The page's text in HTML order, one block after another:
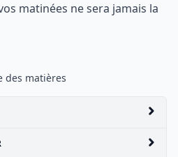
matinées ne sera jamais la
des matières